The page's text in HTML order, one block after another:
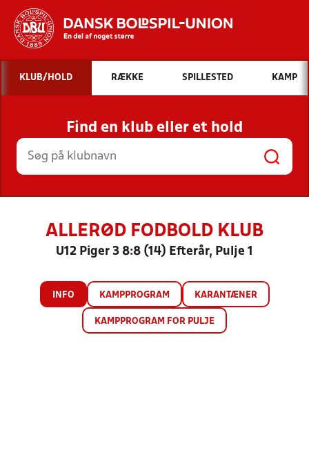
Hvad vil du søge efter?
INDHOLD OG NYHEDER
STILLINGER, RESULTATER, KLUBBER OG
HOLD
KLUB/HOLD RÆKKE SPILLESTED KAMP
Find en klub eller et hold
ALLERØD FODBOLD KLUB
U12 Piger 3 8:8 (14) Efterår, Pulje 1
INFO KAMPPROGRAM KARANTÆNER
KAMPPROGRAM FOR PULJE